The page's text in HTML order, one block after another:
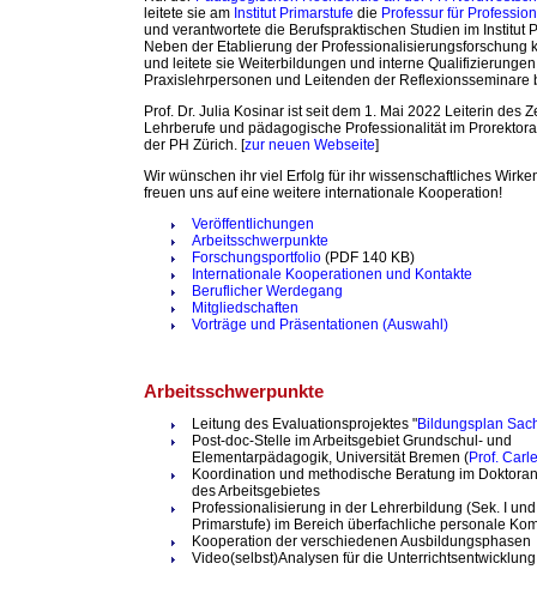
leitete sie am Institut Primarstufe die Professur für
und verantwortete die Berufspraktischen Studien im Institut
Neben der Etablierung der Professionalisierungsforschung
und leitete sie Weiterbildungen und interne
Praxislehrpersonen und Leitenden der Reflexionsseminare
Prof. Dr. Julia Kosinar ist seit dem 1. Mai 2022 Leiterin des
Lehrberufe und pädagogische Professionalität im
der PH Zürich. [zur neuen Webseite]
Wir wünschen ihr viel Erfolg für ihr wissenschaftliches
freuen uns auf eine weitere internationale Kooperation!
Veröffentlichungen
Arbeitsschwerpunkte
Forschungsportfolio (PDF 140 KB)
Internationale Kooperationen und Kontakte
Beruflicher Werdegang
Mitgliedschaften
Vorträge und Präsentationen (Auswahl)
Arbeitsschwerpunkte
Leitung des Evaluationsprojektes "Bildungsplan
Post-doc-Stelle im Arbeitsgebiet Grundschul- und
Elementarpädagogik, Universität Bremen (Prof. Carle
Koordination und methodische Beratung im
des Arbeitsgebietes
Professionalisierung in der Lehrerbildung (Sek. I
Primarstufe) im Bereich überfachliche personale
Kooperation der verschiedenen Ausbildungsphasen
Video(selbst)Analysen für die Unterrichtsentwicklung